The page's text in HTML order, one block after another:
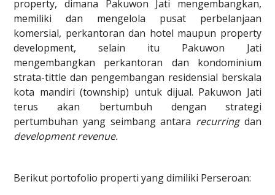
property, dimana Pakuwon Jati mengembangkan,
memiliki dan mengelola pusat perbelanjaan
komersial, perkantoran dan hotel maupun property
development, selain itu Pakuwon Jati
mengembangkan perkantoran dan kondominium
strata-tittle dan pengembangan residensial berskala
kota mandiri (township) untuk dijual. Pakuwon Jati
terus akan bertumbuh dengan strategi
pertumbuhan yang seimbang antara recurring dan
development revenue.
Berikut portofolio properti yang dimiliki Perseroan: